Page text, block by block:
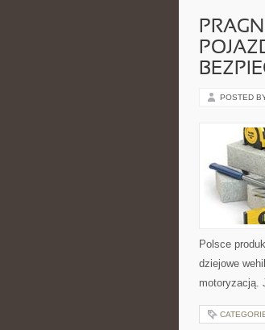
POSTED
Polsce
dziejowe
motoryzacją.